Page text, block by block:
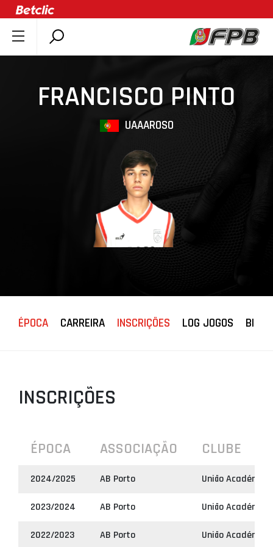
SOBRE A FPB
DOCUMENTOS
ÚLTIMAS
COMPETIÇÕES
MINIBASQUETE
LIGA BETCLIC
MASCULINA
UAAAROSO
FRANCISCO PINTO
ÉPOCA CARREIRA INSCRIÇÕES LOG JOGOS
INSCRIÇÕES
ÉPOCA ASSOCIAÇÃO CLUBE
2024/2025 AB Porto União
2023/2024 AB Porto União
2022/2023 AB Porto União